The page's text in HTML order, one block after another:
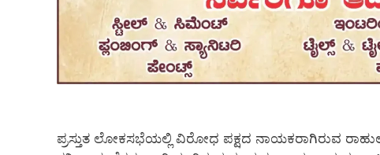
ಪ್ರಸ್ತುತ ಲೋಕಸಭೆಯಲ್ಲಿ ವಿರೋಧ ಪಕ್ಷದ ನಾಯಕರಾಗಿರುವ